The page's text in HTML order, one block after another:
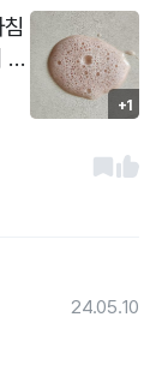
+1
24.05.10